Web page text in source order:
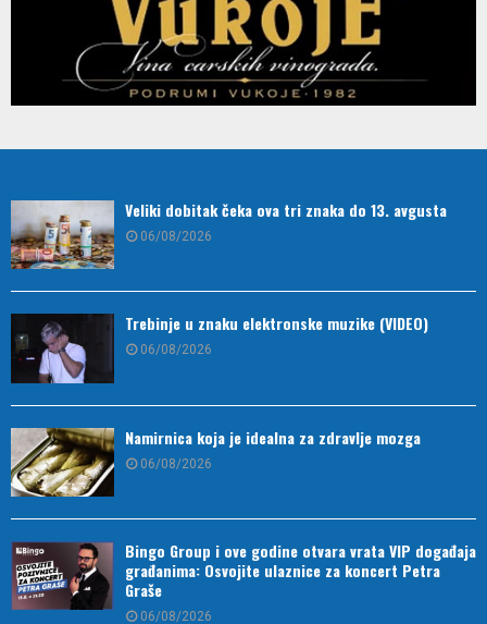
Veliki dobitak čeka ova tri znaka do 13. avgusta
06/08/2026
Trebinje u znaku elektronske muzike (VIDEO)
06/08/2026
Namirnica koja je idealna za zdravlje mozga
06/08/2026
Bingo Group i ove godine otvara vrata VIP događaja
građanima: Osvojite ulaznice za koncert Petra
Graše
06/08/2026